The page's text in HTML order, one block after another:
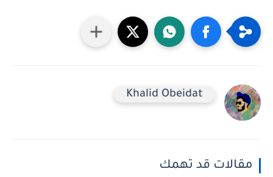
Khalid Obeidat
مقالات قد تهمك